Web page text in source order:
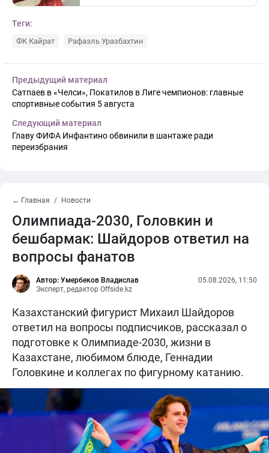
Теги:
ФК Кайрат Рафаэль Уразбахтин
Предыдущий материал
Сатпаев в «Челси», Покатилов в Лиге чемпионов: главные
спортивные события 5 августа
Следующий материал
Главу ФИФА Инфантино обвинили в шантаже ради
переизбрания
← Главная Новости
Олимпиада-2030, Головкин и
бешбармак: Шайдоров ответил на
вопросы фанатов
Автор: Умербеков Владислав
Эксперт, редактор Offside.kz
05.08.2026, 11:50
Казахстанский фигурист Михаил Шайдоров
ответил на вопросы подписчиков, рассказал о
подготовке к Олимпиаде-2030, жизни в
Казахстане, любимом блюде, Геннадии
Головкине и коллегах по фигурному катанию.